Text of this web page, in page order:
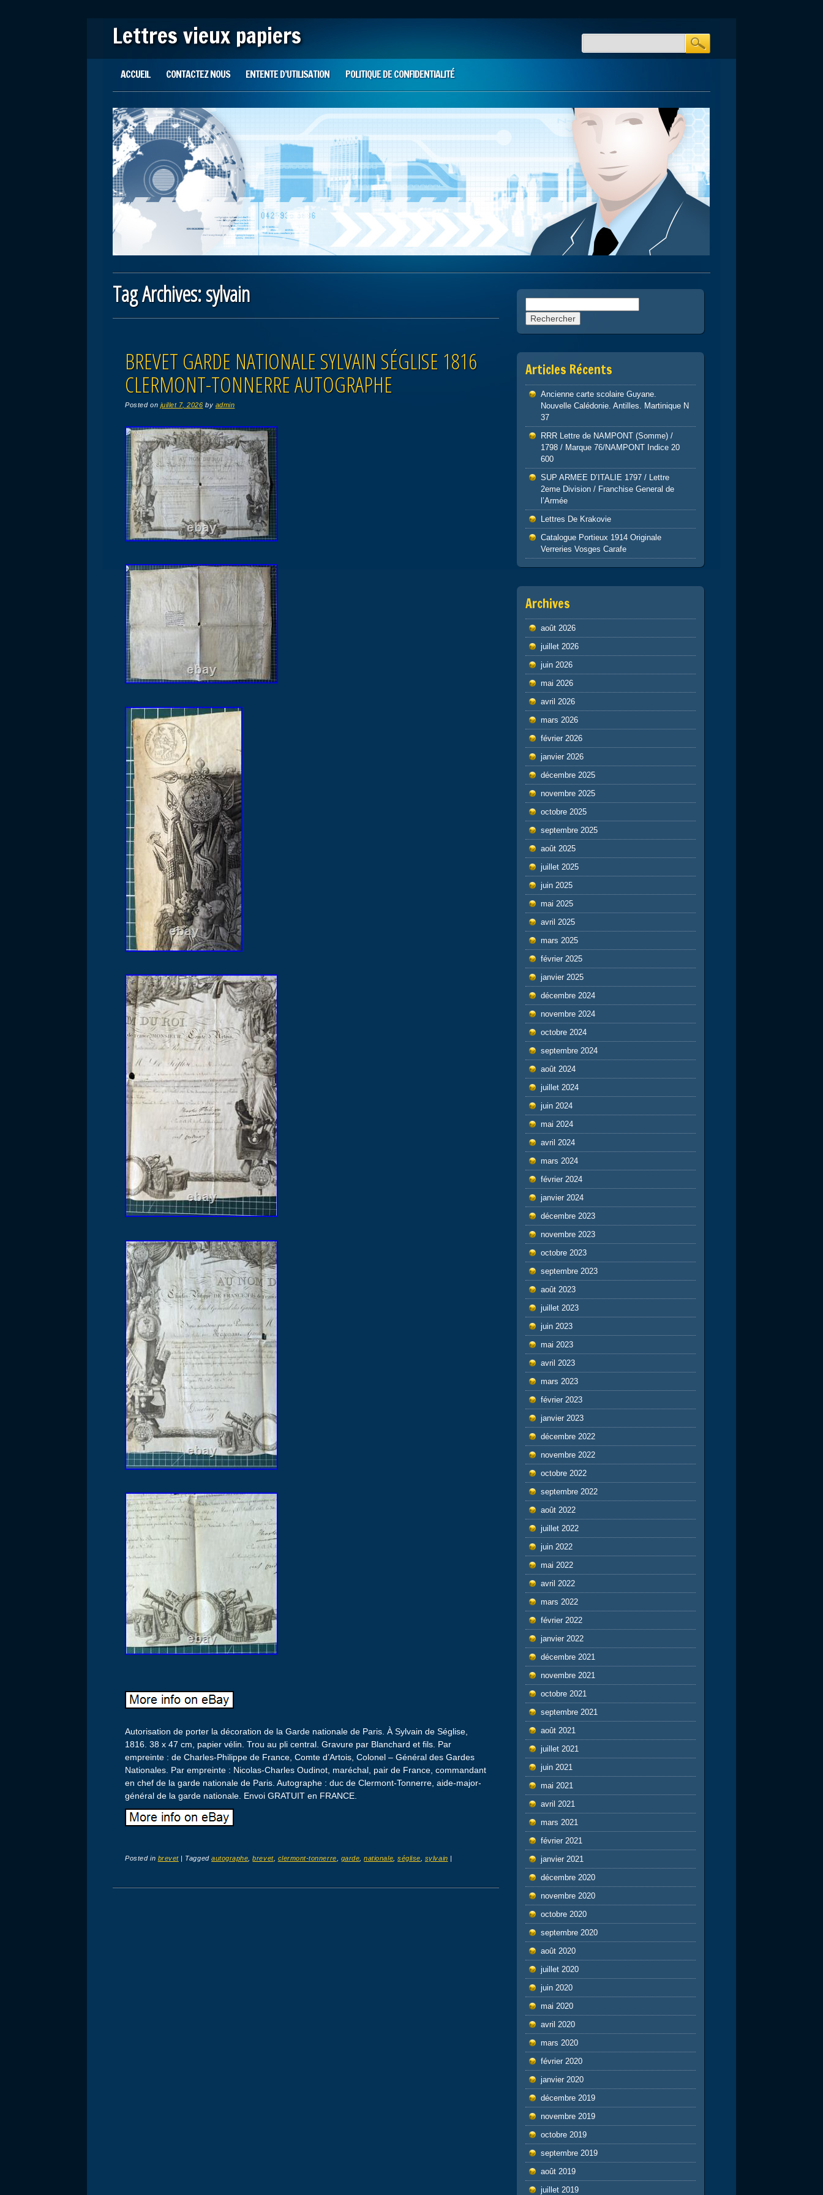
Lettres vieux papiers
Main menu
ACCUEIL CONTACTEZ NOUS ENTENTE D’UTILISATION POLITIQUE DE CONFIDENTIALITÉ
Tag Archives:sylvain
BREVET GARDE NATIONALE SYLVAIN SÉGLISE 1816
CLERMONT-TONNERRE AUTOGRAPHE
Posted on juillet 7, 2026 by admin
Autorisation de porter la décoration de la Garde nationale de Paris. À Sylvain de Séglise,
1816. 38 x 47 cm, papier vélin. Trou au pli central. Gravure par Blanchard et fils. Par
empreinte : de Charles-Philippe de France, Comte d’Artois, Colonel – Général des Gardes
Nationales. Par empreinte : Nicolas-Charles Oudinot, maréchal, pair de France, commandant
en chef de la garde nationale de Paris. Autographe : duc de Clermont-Tonnerre, aide-major-
général de la garde nationale. Envoi GRATUIT en FRANCE.
Posted in brevet | Taggedautographe ,brevet, clermont-tonnerre garde ,nationale ,séglise sylvain |
Articles Récents
Ancienne carte scolaire Guyane.
Nouvelle Calédonie. Antilles. Martinique N
37
RRR Lettre de NAMPONT (Somme) /
1798 / Marque 76/NAMPONT Indice 20
600
SUP ARMEE D’ITALIE 1797 / Lettre
2eme Division / Franchise General de
l’Armée
Lettres De Krakovie
Catalogue Portieux 1914 Originale
Verreries Vosges Carafe
Archives
août 2026
juillet 2026
juin 2026
mai 2026
avril 2026
mars 2026
février 2026
janvier 2026
décembre 2025
novembre 2025
octobre 2025
septembre 2025
août 2025
juillet 2025
juin 2025
mai 2025
avril 2025
mars 2025
février 2025
janvier 2025
décembre 2024
novembre 2024
octobre 2024
septembre 2024
août 2024
juillet 2024
juin 2024
mai 2024
avril 2024
mars 2024
février 2024
janvier 2024
décembre 2023
novembre 2023
octobre 2023
septembre 2023
août 2023
juillet 2023
juin 2023
mai 2023
avril 2023
mars 2023
février 2023
janvier 2023
décembre 2022
novembre 2022
octobre 2022
septembre 2022
août 2022
juillet 2022
juin 2022
mai 2022
avril 2022
mars 2022
février 2022
janvier 2022
décembre 2021
novembre 2021
octobre 2021
septembre 2021
août 2021
juillet 2021
juin 2021
mai 2021
avril 2021
mars 2021
février 2021
janvier 2021
décembre 2020
novembre 2020
octobre 2020
septembre 2020
août 2020
juillet 2020
juin 2020
mai 2020
avril 2020
mars 2020
février 2020
janvier 2020
décembre 2019
novembre 2019
octobre 2019
septembre 2019
août 2019
juillet 2019